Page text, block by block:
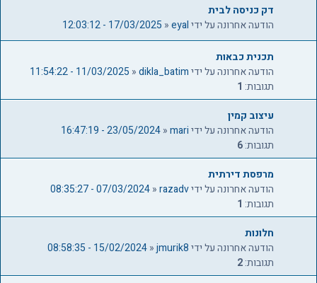
דק כניסה לבית
הודעה אחרונה על ידיeyal
«
17/03/2025 - 12:03:12
תכנית כבאות
הודעה אחרונה על ידיdikla_batim
«
11/03/2025 - 11:54:22
תגובות: 1
עיצוב קמין
הודעה אחרונה על ידיmari
«
23/05/2024 - 16:47:19
תגובות:6
מרפסת דירתית
הודעה אחרונה על ידיrazadv
«
07/03/2024 - 08:35:27
תגובות: 1
חלונות
הודעה אחרונה על ידיjmurik8
«
15/02/2024 - 08:58:35
תגובות:2